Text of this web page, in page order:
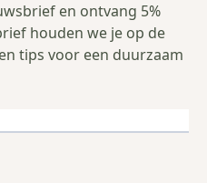
en ontvang 5%
houden we je op de
tips voor een duurzaam